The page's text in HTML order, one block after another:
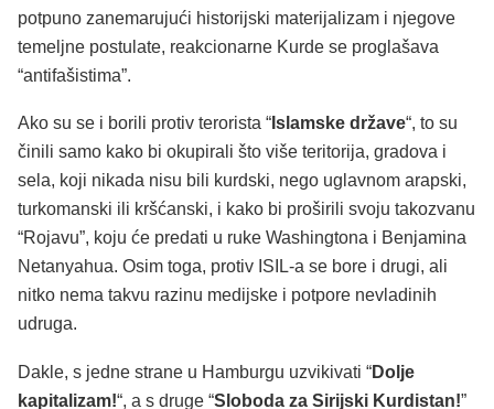
potpuno zanemarujući historijski materijalizam i njegove
temeljne postulate, reakcionarne Kurde se proglašava
“antifašistima”.
Ako su se i borili protiv terorista “ Islamske države“, to su
činili samo kako bi okupirali što više teritorija, gradova i
sela, koji nikada nisu bili kurdski, nego uglavnom arapski,
turkomanski ili kršćanski, i kako bi proširili svoju takozvanu
“Rojavu”, koju će predati u ruke Washingtona i Benjamina
Netanyahua. Osim toga, protiv ISIL-a se bore i drugi, ali
nitko nema takvu razinu medijske i potpore nevladinih
udruga.
Dakle, s jedne strane u Hamburgu uzvikivati “Dolje
kapitalizam!“, a s druge “Sloboda za Sirijski Kurdistan!”